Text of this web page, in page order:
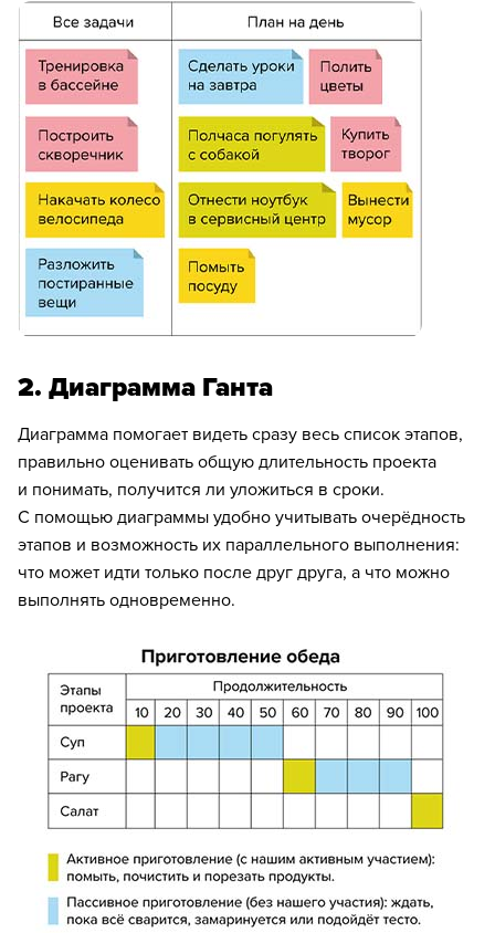
2. Диаграмма Ганта
Диаграмма помогает видеть сразу весь список этапов,
правильно оценивать общую длительность проекта
и понимать, получится ли уложиться в сроки.
С помощью диаграммы удобно учитывать очерёдность
этапов и возможность их параллельного выполнения:
что может идти только после друг друга, а что можно
выполнять одновременно.